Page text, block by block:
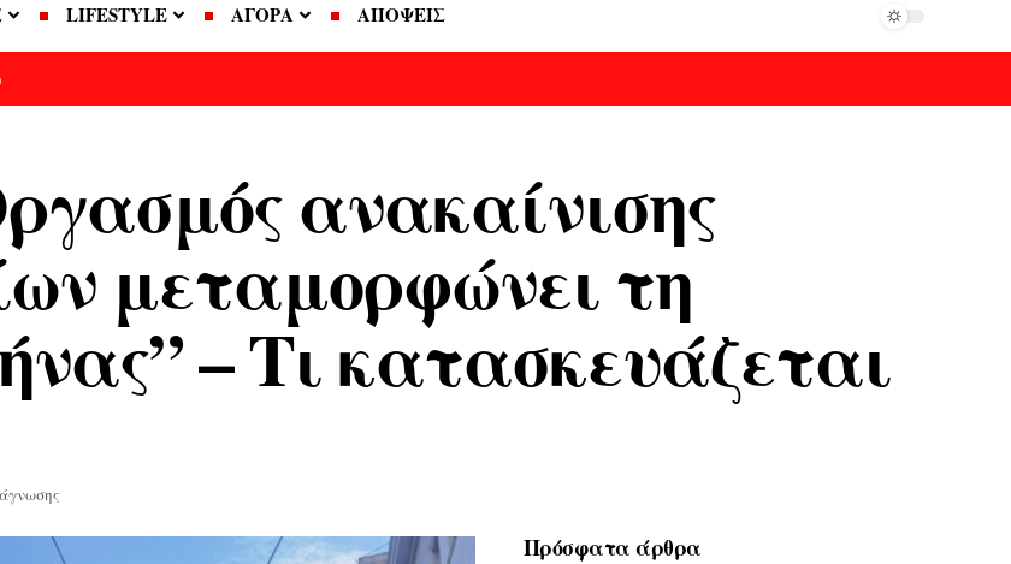
LIFESTYLE ΑΓΟΡΑ ΑΠΟΨΕΙΣ
ανακαίνισης
μεταμορφώνει τη
– Τι κατασκευάζεται
Πρόσφατα άρθρα